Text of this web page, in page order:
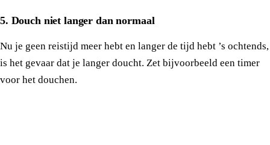
5. Douch niet langer dan normaal
Nu je geen reistijd meer hebt en langer de tijd hebt ’s ochtends,
is het gevaar dat je langer doucht. Zet bijvoorbeeld een timer
voor het douchen.